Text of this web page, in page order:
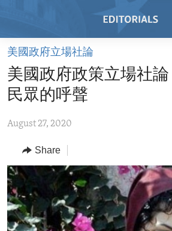
Skip
main
content
to
Navigation
Skip
to
Search
HOME
VIDEO
REGIONS
AFRICA
AMERICAS
ASIA
EUROPE
TOPICS
HUMAN RIGHTS
SECURITY AND DEFENSE
AID AND DEVELOPMENT
ARCHIVE
ABOUT US
FOLLOW US
美國政府立場社論
美國政府政策立場社論
民眾的呼聲
August 27, 2020
Share